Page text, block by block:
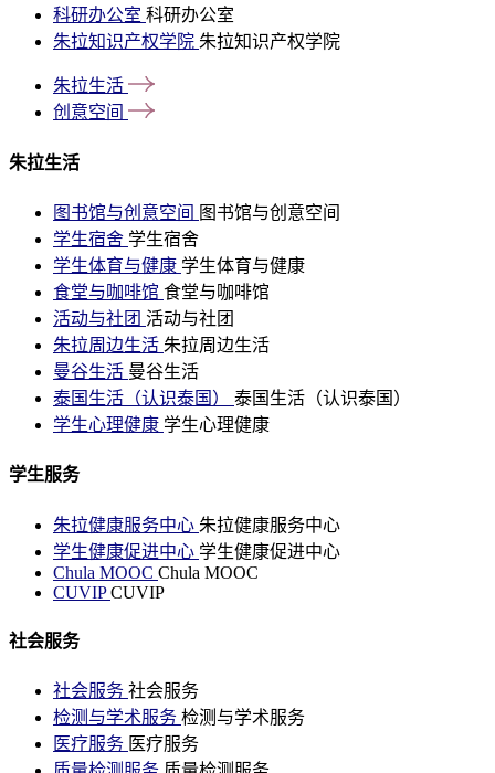
科研办公室 科研办公室
朱拉知识产权学院 朱拉知识产权学院
朱拉生活
创意空间
朱拉生活
图书馆与创意空间 图书馆与创意空间
学生宿舍 学生宿舍
学生体育与健康 学生体育与健康
食堂与咖啡馆 食堂与咖啡馆
活动与社团 活动与社团
朱拉周边生活 朱拉周边生活
曼谷生活 曼谷生活
泰国生活（认识泰国） 泰国生活（认识泰国）
学生心理健康 学生心理健康
学生服务
朱拉健康服务中心 朱拉健康服务中心
学生健康促进中心 学生健康促进中心
Chula MOOC Chula MOOC
CUVIPCUVIP
社会服务
社会服务 社会服务
检测与学术服务 检测与学术服务
医疗服务 医疗服务